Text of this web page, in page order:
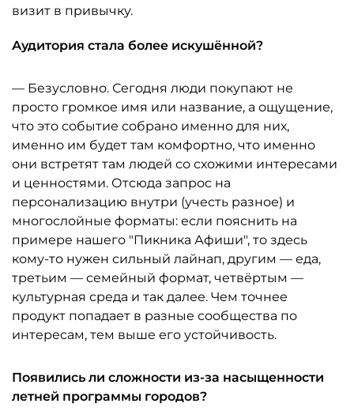
визит в привычку.
Аудитория стала более искушённой?
— Безусловно. Сегодня люди покупают не
просто громкое имя или название, а ощущение,
что это событие собрано именно для них,
именно им будет там комфортно, что именно
они встретят там людей со схожими интересами
и ценностями. Отсюда запрос на
персонализацию внутри (учесть разное) и
многослойные форматы: если пояснить на
примере нашего "Пикника Афиши", то здесь
кому-то нужен сильный лайнап, другим — еда,
третьим — семейный формат, четвёртым —
культурная среда и так далее. Чем точнее
продукт попадает в разные сообщества по
интересам, тем выше его устойчивость.
Появились ли сложности из-за насыщенности
летней программы городов?